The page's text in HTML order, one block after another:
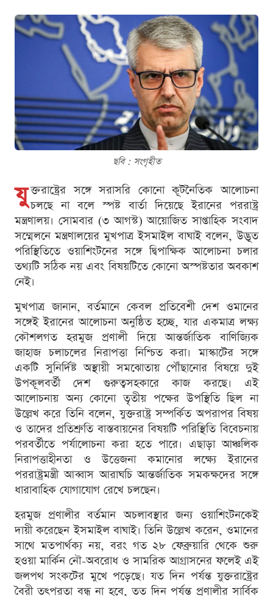
ছবি : সংগৃহীত
যু ক্তরাষ্ট্রের সঙ্গে সরাসরি কোনো কূটনৈতিক আলোচনা
চলছে না বলে স্পষ্ট বার্তা দিয়েছে ইরানের পররাষ্ট্র
মন্ত্রণালয়। সোমবার (৩ আগস্ট) আয়োজিত সাপ্তাহিক সংবাদ
সম্মেলনে মন্ত্রণালয়ের মুখপাত্র ইসমাইল বাঘাই বলেন, উদ্ভূত
পরিস্থিতিতে ওয়াশিংটনের সঙ্গে দ্বিপাক্ষিক আলোচনা চলার
তথ্যটি সঠিক নয় এবং বিষয়টিতে কোনো অস্পষ্টতার অবকাশ
নেই।
মুখপাত্র জানান, বর্তমানে কেবল প্রতিবেশী দেশ ওমানের
সঙ্গেই ইরানের আলোচনা অনুষ্ঠিত হচ্ছে, যার একমাত্র লক্ষ্য
কৌশলগত হরমুজ প্রণালী দিয়ে আন্তর্জাতিক বাণিজ্যিক
জাহাজ চলাচলের নিরাপত্তা নিশ্চিত করা। মাস্কাটের সঙ্গে
একটি সুনির্দিষ্ট অস্থায়ী সমঝোতায় পৌঁছানোর বিষয়ে দুই
উপকূলবর্তী দেশ গুরুত্বসহকারে কাজ করছে। এই
আলোচনায় অন্য কোনো তৃতীয় পক্ষের উপস্থিতি ছিল না
উল্লেখ করে তিনি বলেন, যুক্তরাষ্ট্র সম্পর্কিত অপরাপর বিষয়
ও তাদের প্রতিশ্রুতি বাস্তবায়নের বিষয়টি পরিস্থিতি বিবেচনায়
পরবর্তীতে পর্যালোচনা করা হতে পারে। এছাড়া আঞ্চলিক
নিরাপত্তাহীনতা ও উত্তেজনা কমানোর লক্ষ্যে ইরানের
পররাষ্ট্রমন্ত্রী আব্বাস আরাঘচি আন্তর্জাতিক সমকক্ষদের সঙ্গে
ধারাবাহিক যোগাযোগ রেখে চলছেন।
হরমুজ প্রণালীর বর্তমান অচলাবস্থার জন্য ওয়াশিংটনকেই
দায়ী করেছেন ইসমাইল বাঘাই। তিনি উল্লেখ করেন, ওমানের
সাথে মতপার্থক্য নয়, বরং গত ২৮ ফেব্রুয়ারি থেকে শুরু
হওয়া মার্কিন নৌ-অবরোধ ও সামরিক আগ্রাসনের ফলেই এই
জলপথ সংকটের মুখে পড়েছে। যত দিন পর্যন্ত যুক্তরাষ্ট্রের
বৈরী তৎপরতা বন্ধ না হবে, তত দিন পর্যন্ত প্রণালীর সার্বিক